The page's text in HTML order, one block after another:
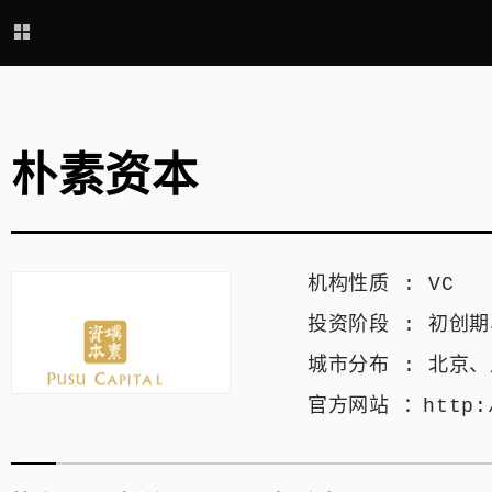
朴素资本
机构性质 : VC
投资阶段 : 初创期
城市分布 : 北京、
官方网站 ：